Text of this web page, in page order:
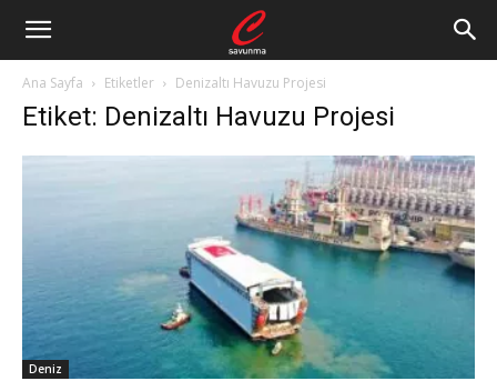
Ana Sayfa Etiketler Denizaltı Havuzu Projesi
Etiket: Denizaltı Havuzu Projesi
Deniz